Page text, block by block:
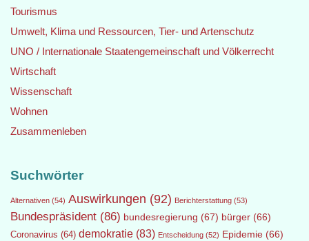
Tourismus
Umwelt, Klima und Ressourcen, Tier- und Artenschutz
UNO / Internationale Staatengemeinschaft und Völkerrecht
Wirtschaft
Wissenschaft
Wohnen
Zusammenleben
Suchwörter
Alternativen (54) Auswirkungen (92) Berichterstattung (53)
Bundespräsident (86) bundesregierung (67) bürger (66)
Coronavirus (64) demokratie (83) Entscheidung (52) Epidemie (66)